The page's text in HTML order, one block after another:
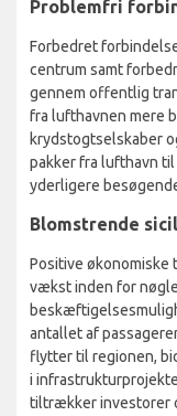
Problemfri
Forbedret
centrum samt
gennem offentlig
fra lufthavnen mere
krydstogtselskaber
pakker fra lufthavn
yderligere
Blomstrende
Positive økonomiske
vækst inden for
antallet af
flytter til regionen,
i
tiltrækker investorer